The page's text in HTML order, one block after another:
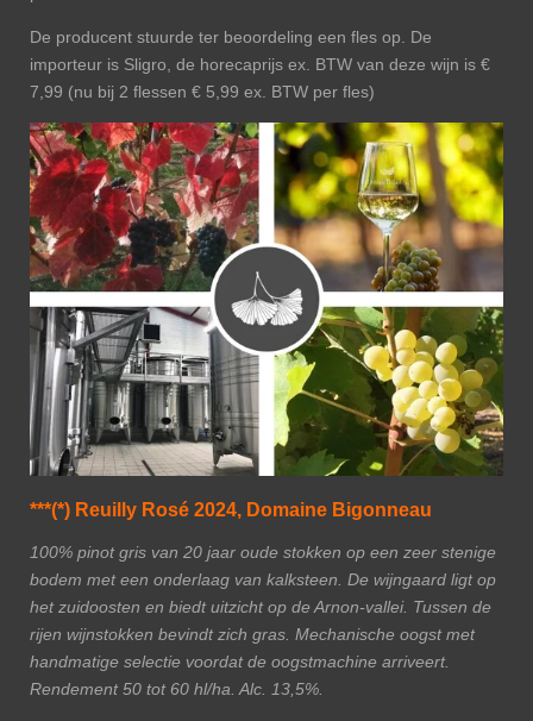
De producent stuurde ter beoordeling een fles op. De
importeur is Sligro, de horecaprijs ex. BTW van deze wijn is €
7,99 (nu bij 2 flessen € 5,99 ex. BTW per fles)
***(*) Reuilly Rosé 2024, Domaine Bigonneau
100% pinot gris van 20 jaar oude stokken op een zeer stenige
bodem met een onderlaag van kalksteen. De wijngaard ligt op
het zuidoosten en biedt uitzicht op de Arnon-vallei. Tussen de
rijen wijnstokken bevindt zich gras. Mechanische oogst met
handmatige selectie voordat de oogstmachine arriveert.
Rendement 50 tot 60 hl/ha. Alc. 13,5%.